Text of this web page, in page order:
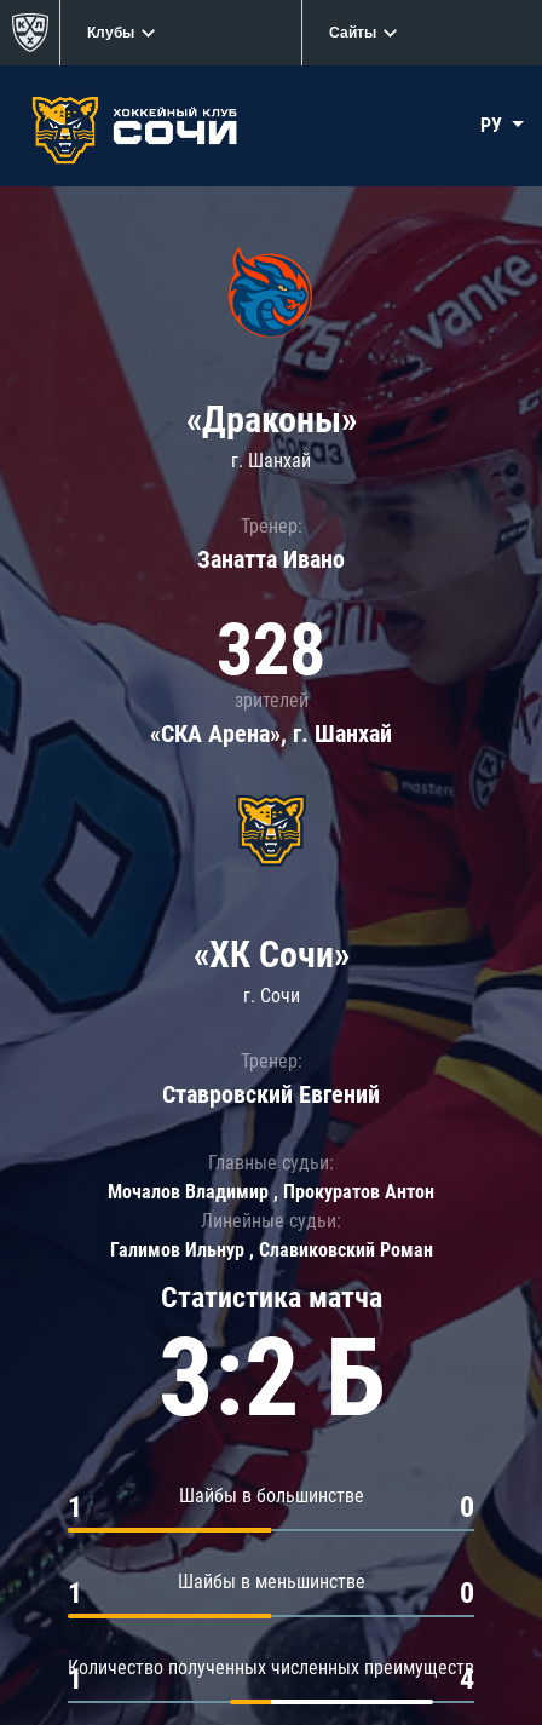
Клубы Сайты
РУ
«Драконы»
г. Шанхай
Тренер:
Занатта Иванo
328
зрителей
«СКА Арена», г. Шанхай
Статистика матча
3:2 Б
Шайбы в большинстве
1 0
Шайбы в меньшинстве
1 0
Количество полученных численных преимуществ
1 4
«ХК Сочи»
г. Сочи
Тренер:
Ставровский Евгений
Главные судьи:
Мочалов Владимир , Прокуратов Антон
Линейные судьи:
Галимов Ильнур , Славиковский Роман